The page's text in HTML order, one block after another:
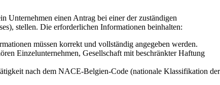
Unternehmen einen Antrag bei einer der zuständigen
stellen. Die erforderlichen Informationen beinhalten:
müssen korrekt und vollständig angegeben werden.
Einzelunternehmen, Gesellschaft mit beschränkter Haftung
nach dem NACE-Belgien-Code (nationale Klassifikation der